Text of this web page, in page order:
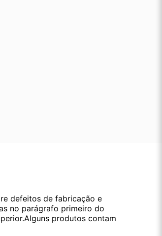
defeitos de fabricação e
no parágrafo primeiro do
produtos contam